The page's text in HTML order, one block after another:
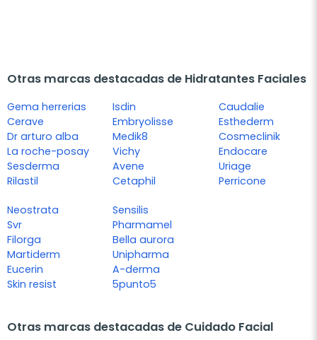
Otras marcas destacadas de Hidratantes Faciales
Gema herrerias
Cerave
Dr arturo alba
La roche-posay
Sesderma
Rilastil
Isdin
Embryolisse
Medik8
Vichy
Avene
Cetaphil
Caudalie
Esthederm
Cosmeclinik
Endocare
Uriage
Perricone
Neostrata
Svr
Filorga
Martiderm
Eucerin
Skin resist
Sensilis
Pharmamel
Bella aurora
Unipharma
A-derma
5punto5
Otras marcas destacadas de Cuidado Facial